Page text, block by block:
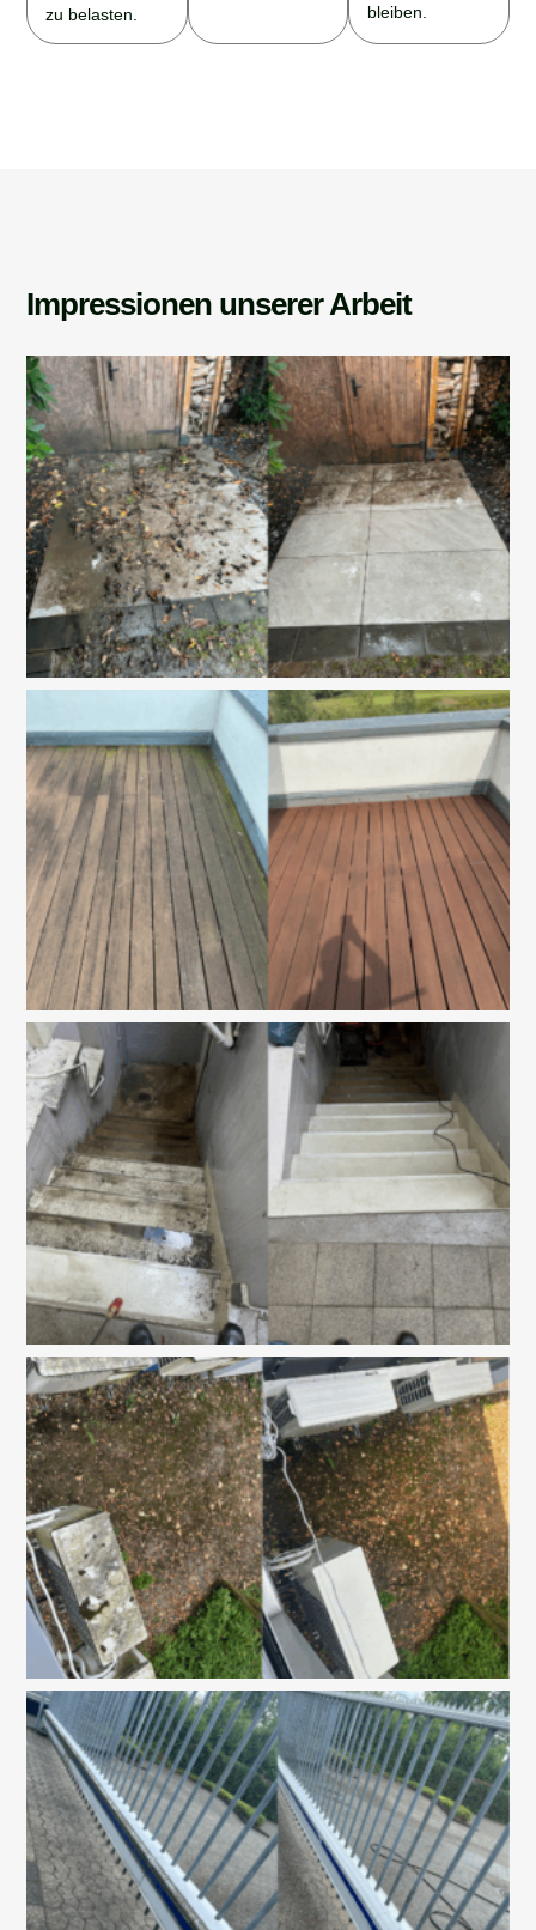
zu belasten. bleiben.
Impressionen unserer Arbeit